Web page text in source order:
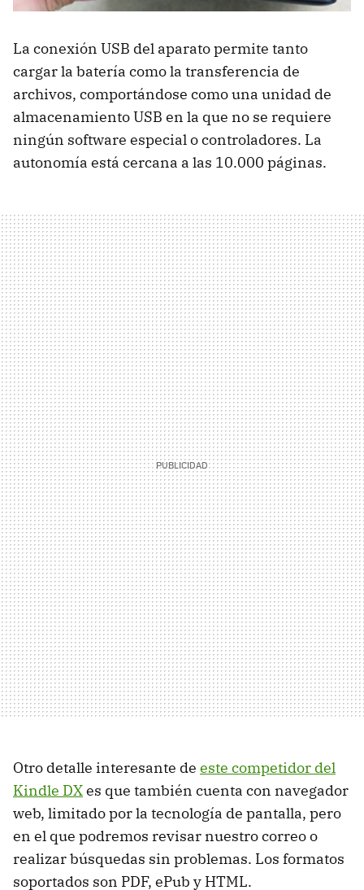
La conexión USB del aparato permite tanto
cargar la batería como la transferencia de
archivos, comportándose como una unidad de
almacenamiento USB en la que no se requiere
ningún software especial o controladores. La
autonomía está cercana a las 10.000 páginas.
Otro detalle interesante de este competidor del
Kindle DXes que también cuenta con navegador
web, limitado por la tecnología de pantalla, pero
en el que podremos revisar nuestro correo o
realizar búsquedas sin problemas. Los formatos
soportados son PDF, ePub y HTML.